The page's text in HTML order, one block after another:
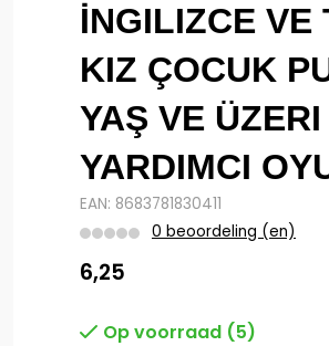
İNGILIZCE VE
KIZ ÇOCUK
YAŞ VE
YARDIMCI
EAN: 8683781830411
0 beoordeling (en)
6,25
Op voorraad (5)